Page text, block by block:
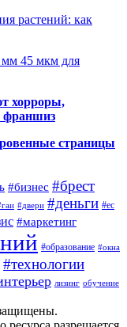
растений: как
мм 45 мкм для
хорроры,
франшиз
страницы
#бизнес #брест
#двери #деньги #ес
#маркетинг
#образование #окна
#технологии
лизинг обучение